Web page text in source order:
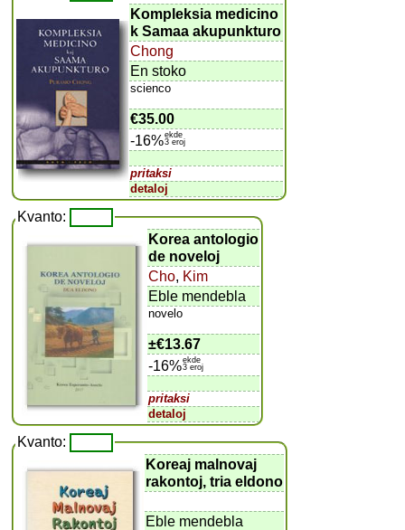
Kompleksia medicino
k Samaa akupunkturo
Chong
En stoko
scienco
€35.00
-16%ekde
3 eroj
pritaksi
detaloj
Kvanto:
Korea antologio
de noveloj
Cho, Kim
Eble mendebla
novelo
±€13.67
-16%ekde
3 eroj
pritaksi
detaloj
Kvanto:
Koreaj malnovaj
rakontoj, tria eldono
Eble mendebla